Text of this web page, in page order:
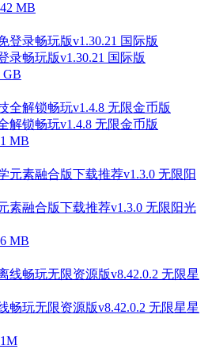
MB
录畅玩版v1.30.21 国际版
GB
解锁畅玩v1.4.8 无限金币版
MB
素融合版下载推荐v1.3.0 无限阳光
MB
畅玩无限资源版v8.42.0.2 无限星星